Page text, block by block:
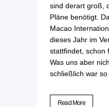
sind derart groß,
Pläne benötigt.
Macao
dieses Jahr im
stattfindet, schon
Was uns aber
schließlich war so
Read More